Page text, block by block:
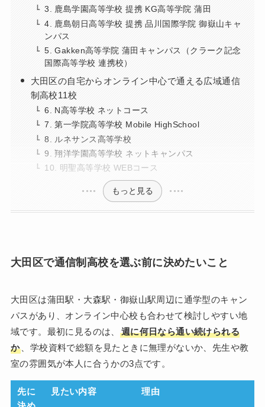
3. 鹿島学園高等学校 提携 KG高等学院 蒲田
4. 鹿島朝日高等学校 提携 品川国際学院 御嶽山キャ
ンパス
5. Gakken高等学院 蒲田キャンパス（クラーク記念
国際高等学校 連携校）
大田区の自宅からオンライン中心で通える広域通信
制高校11校
6. N高等学校 ネットコース
7. 第一学院高等学校 Mobile HighSchool
8. ルネサンス高等学校
9. 翔洋学園高等学校 ネットキャンパス
10. 明聖高等学校 WEBコース
もっと見る
大田区で通信制高校を選ぶ前に決めたいこと
大田区は蒲田駅・大森駅・御嶽山駅周辺に通学型のキャン
パスがあり、オンライン中心校も合わせて検討しやすい地
域です。最初に見るのは、
週に何日なら通い続けられる
か
、学校資料で総額を見たときに無理がないか、先生や教
室の雰囲気が本人に合うかの3点です。
先に
見たい内容 理由